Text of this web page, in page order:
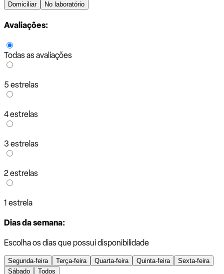
Domiciliar No laboratório
Avaliações:
Todas as avaliações
5 estrelas
4 estrelas
3 estrelas
2 estrelas
1 estrela
Dias da semana:
Escolha os dias que possui disponibilidade
Segunda-feira Terça-feira Quarta-feira Quinta-feira
Sexta-feira
Sábado
Todos